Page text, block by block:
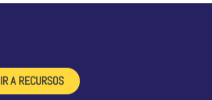
IR A RECURSOS